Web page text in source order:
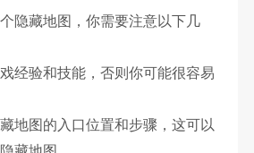
隐藏地图，你需要注意以下几
经验和技能，否则你可能很容易
地图的入口位置和步骤，这可以